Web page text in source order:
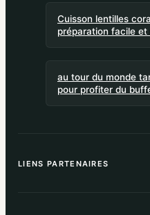
Cuisson lentilles
préparation facile et
au tour du monde
pour profiter du
LIENS PARTENAIRES